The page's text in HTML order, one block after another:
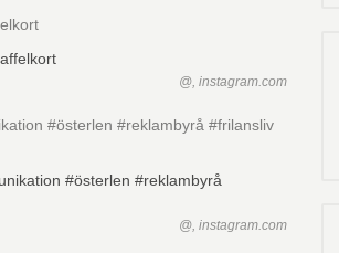
@, instagram.com
#österlen #reklambyrå #frilansliv
@, instagram.com